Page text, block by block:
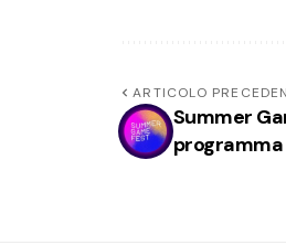
ARTICOLO
Summer